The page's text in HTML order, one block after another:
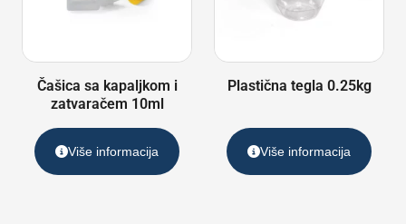
Čašica sa kapaljkom i
zatvaračem 10ml
Više informacija
Plastična tegla 0.25kg
Više informacija